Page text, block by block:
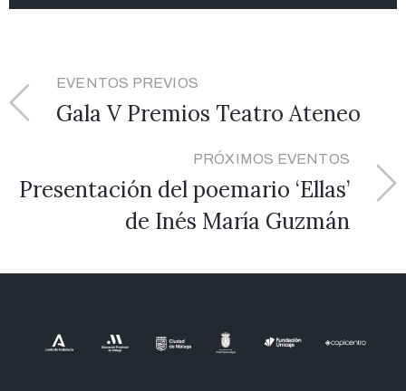
EVENTOS PREVIOS
Gala V Premios Teatro Ateneo
PRÓXIMOS EVENTOS
Presentación del poemario ‘Ellas’
de Inés María Guzmán